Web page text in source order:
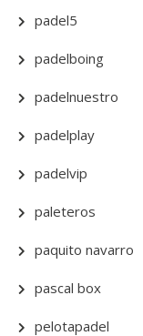
padel5
padelboing
padelnuestro
padelplay
padelvip
paleteros
paquito navarro
pascal box
pelotapadel